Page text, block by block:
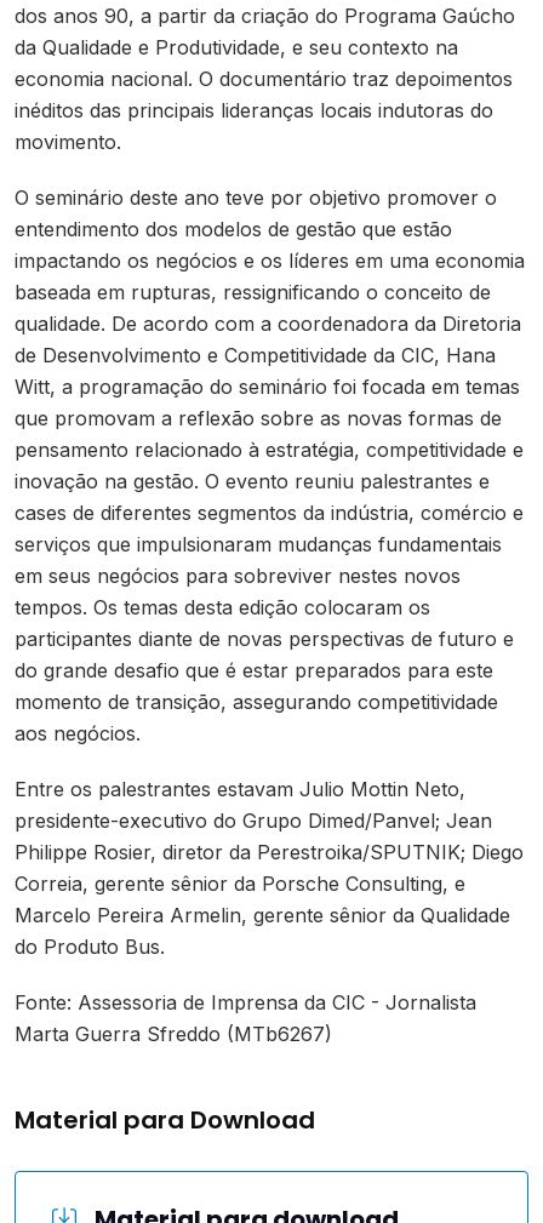
dos anos 90, a partir da criação do Programa Gaúcho
da Qualidade e Produtividade, e seu contexto na
economia nacional. O documentário traz depoimentos
inéditos das principais lideranças locais indutoras do
movimento.
O seminário deste ano teve por objetivo promover o
entendimento dos modelos de gestão que estão
impactando os negócios e os líderes em uma economia
baseada em rupturas, ressignificando o conceito de
qualidade. De acordo com a coordenadora da Diretoria
de Desenvolvimento e Competitividade da CIC, Hana
Witt, a programação do seminário foi focada em temas
que promovam a reflexão sobre as novas formas de
pensamento relacionado à estratégia, competitividade e
inovação na gestão. O evento reuniu palestrantes e
cases de diferentes segmentos da indústria, comércio e
serviços que impulsionaram mudanças fundamentais
em seus negócios para sobreviver nestes novos
tempos. Os temas desta edição colocaram os
participantes diante de novas perspectivas de futuro e
do grande desafio que é estar preparados para este
momento de transição, assegurando competitividade
aos negócios.
Entre os palestrantes estavam Julio Mottin Neto,
presidente-executivo do Grupo Dimed/Panvel; Jean
Philippe Rosier, diretor da Perestroika/SPUTNIK; Diego
Correia, gerente sênior da Porsche Consulting, e
Marcelo Pereira Armelin, gerente sênior da Qualidade
do Produto Bus.
Fonte: Assessoria de Imprensa da CIC - Jornalista
Marta Guerra Sfreddo (MTb6267)
Material para Download